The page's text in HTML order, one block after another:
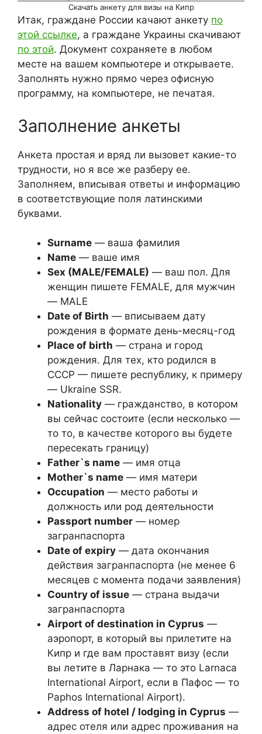
Скачать анкету для визы на Кипр
Итак, граждане России качают анкету по
этой ссылке, а граждане Украины скачивают
по этой. Документ сохраняете в любом
месте на вашем компьютере и открываете.
Заполнять нужно прямо через офисную
программу, на компьютере, не печатая.
Заполнение анкеты
Анкета простая и вряд ли вызовет какие-то
трудности, но я все же разберу ее.
Заполняем, вписывая ответы и информацию
в соответствующие поля латинскими
буквами.
Surname — ваша фамилия
Name — ваше имя
Sex (MALE/FEMALE) — ваш пол. Для
женщин пишете FEMALE, для мужчин
— MALE
Date of Birth — вписываем дату
рождения в формате день-месяц-год
Place of birth — страна и город
рождения. Для тех, кто родился в
СССР — пишете республику, к примеру
— Ukraine SSR.
Nationality — гражданство, в котором
вы сейчас состоите (если несколько —
то то, в качестве которого вы будете
пересекать границу)
Father`s name — имя отца
Mother`s name — имя матери
Occupation — место работы и
должность или род деятельности
Passport number — номер
загранпаспорта
Date of expiry — дата окончания
действия загранпаспорта (не менее 6
месяцев с момента подачи заявления)
Country of issue — страна выдачи
загранпаспорта
Airport of destination in Cyprus —
аэропорт, в который вы прилетите на
Кипр и где вам проставят визу (если
вы летите в Ларнака — то это Larnaca
International Airport, если в Пафос — то
Paphos International Airport).
Address of hotel / lodging in Cyprus —
адрес отеля или адрес проживания на